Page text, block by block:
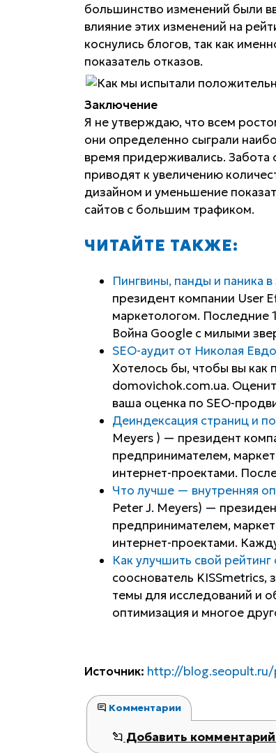
большинство изменений были
влияние этих изменений на
коснулись блогов, так как
показатель отказов.
Заключение
Я не утверждаю, что всем
они определенно сыграли
время придерживались. Забота
приводят к увеличению
дизайном и уменьшение
сайтов с большим трафиком.
ЧИТАЙТЕ ТАКЖЕ:
Пингвины, панды и паника
президент компании User
маркетологом. Последние
Война Google с милыми
SEO-аудит от Николая
Хотелось бы, чтобы вы как
domovichok.com.ua.
ваша оценка по SEO-
Деиндексация страниц и
Meyers ) — президент
предпринимателем,
интернет-проектами.
Что лучше — внутренняя
Peter J. Meyers) —
предпринимателем,
интернет-проектами.
Как улучшить свой
сооснователь
темы для исследований и
оптимизация и многое
Источник: http://
Комментарии
Добавить